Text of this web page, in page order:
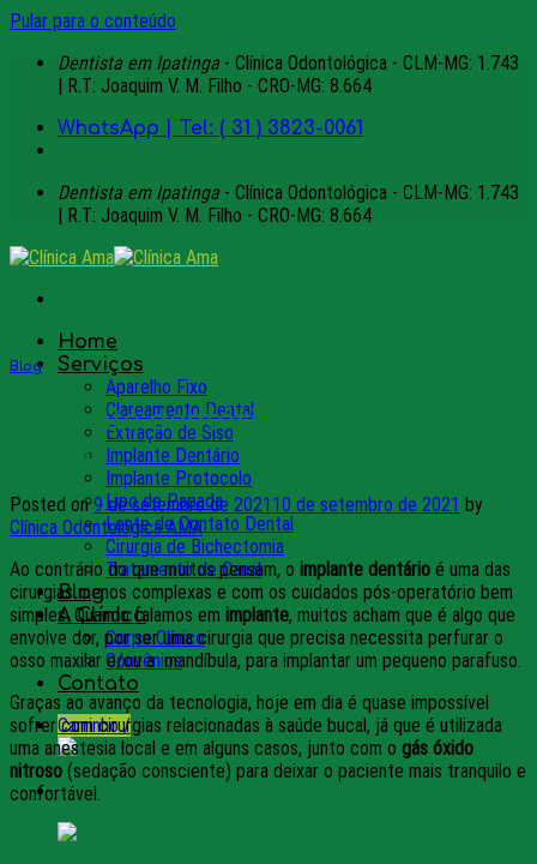
Pular para o conteúdo
Dentista em Ipatinga - Clínica Odontológica - CLM-MG: 1.743
| R.T: Joaquim V. M. Filho - CRO-MG: 8.664
WhatsApp | Tel: ( 31 ) 3823-0061
Dentista em Ipatinga - Clínica Odontológica - CLM-MG: 1.743
| R.T: Joaquim V. M. Filho - CRO-MG: 8.664
Home
Serviços
Aparelho Fixo
Clareamento Dental
Extração de Siso
Implante Dentário
Implante Protocolo
Lipo de Papada
Lente de Contato Dental
Cirurgia de Bichectomia
Tratamento de Canal
Blog
A Clínica
Corpo Clínico
Convênios
Contato
Carrinho /
Blog
Implante dentário: o que é e como
é feito
Posted on9 de setembro de 2021 10 de setembro de 2021 by
Clínica Odontológica AMA
Ao contrário do que muitos pensam, o implante dentário é uma das
cirurgias menos complexas e com os cuidados pós-operatório bem
simples. Quando falamos em implante, muitos acham que é algo que
envolve dor, por ser uma cirurgia que precisa necessita perfurar o
osso maxilar e/ou a mandíbula, para implantar um pequeno parafuso.
Graças ao avanço da tecnologia, hoje em dia é quase impossível
sofrer com cirurgias relacionadas à saúde bucal, já que é utilizada
uma anestesia local e em alguns casos, junto com o gás óxido
nitroso (sedação consciente) para deixar o paciente mais tranquilo e
confortável.